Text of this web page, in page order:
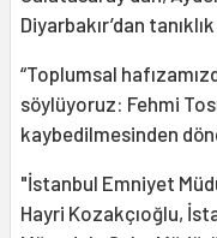
Diyarbakır’dan
“Toplumsal
söylüyoruz: Fehmi
kaybedilmesinden
"İstanbul Emniyet
Hayri Kozakçıoğlu,